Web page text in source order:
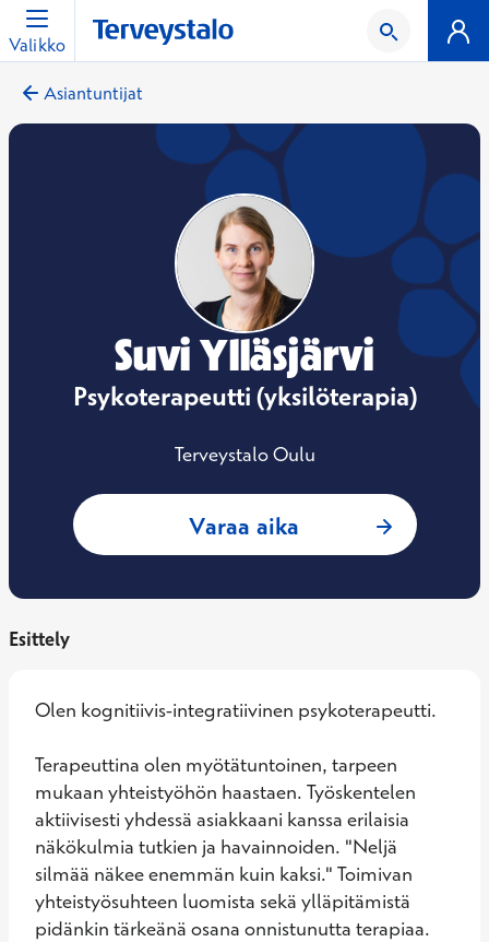
Valikko
Asiantuntijat
Suvi Ylläsjärvi
Psykoterapeutti (yksilöterapia)
Terveystalo Oulu
Varaa aika : Suvi Ylläsjärvi,
Esittely
Olen kognitiivis-integratiivinen psykoterapeutti.
Terapeuttina olen myötätuntoinen, tarpeen
mukaan yhteistyöhön haastaen. Työskentelen
aktiivisesti yhdessä asiakkaani kanssa erilaisia
näkökulmia tutkien ja havainnoiden. "Neljä
silmää näkee enemmän kuin kaksi." Toimivan
yhteistyösuhteen luomista sekä ylläpitämistä
pidänkin tärkeänä osana onnistunutta terapiaa.